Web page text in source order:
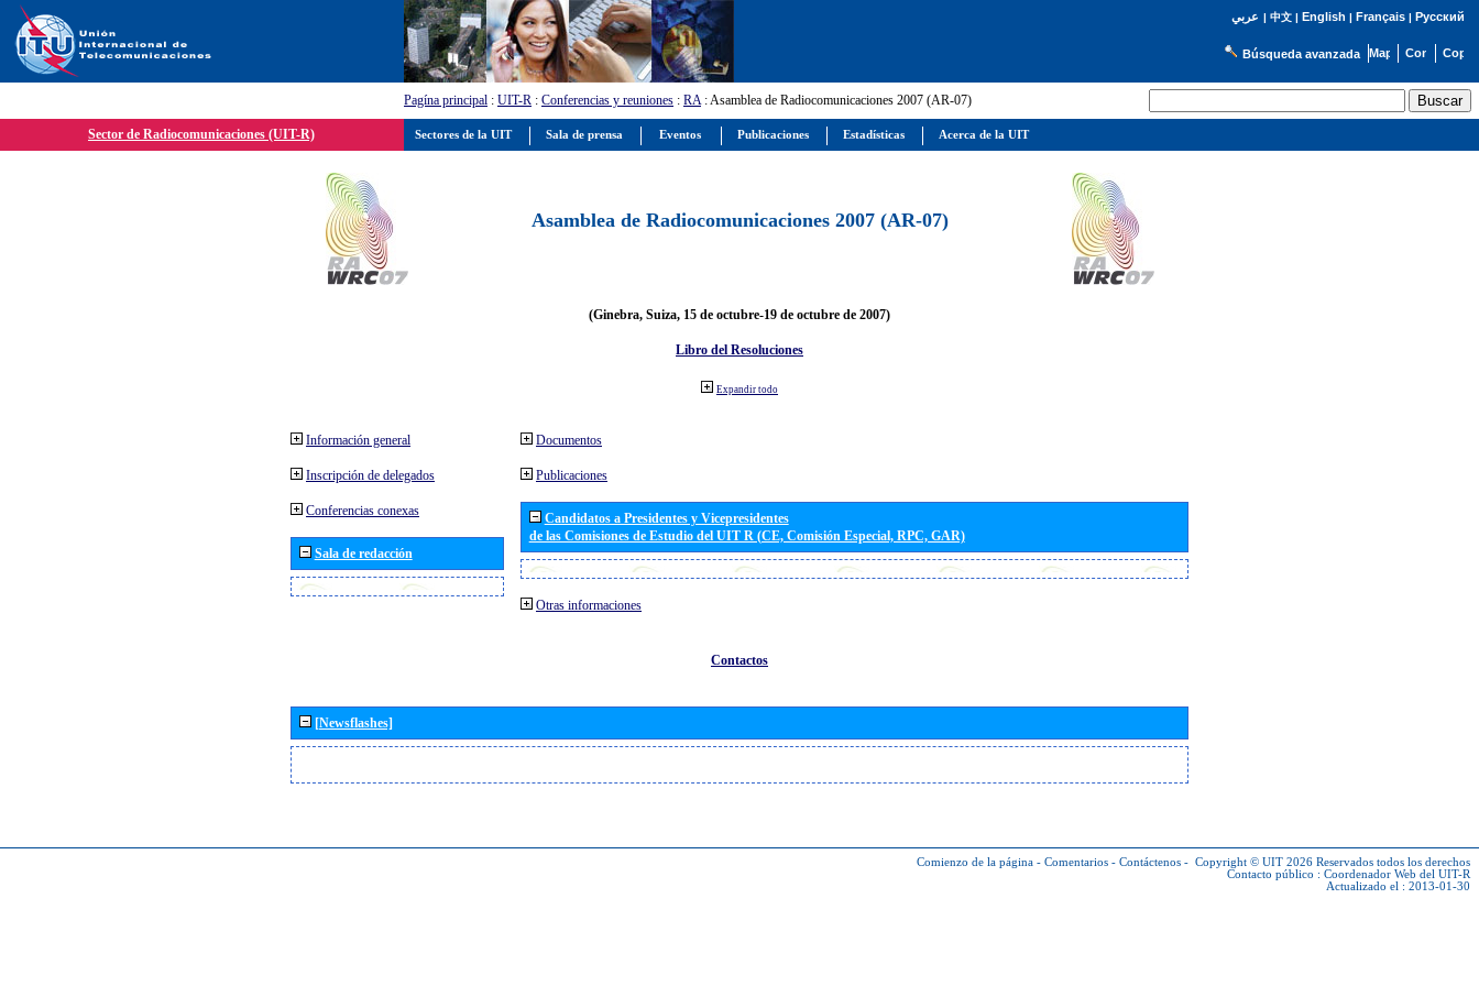
عربي | 中文| English | Français| Русский
Búsqueda avanzada
Pagína principal : UIT-R : Conferencias y reuniones : RA: Asamblea de Radiocomunicaciones 2007 (AR-07)
Sector de Radiocomunicaciones (UIT-R)
Asamblea de Radiocomunicaciones 2007 (AR-07)
(Ginebra, Suiza, 15 de octubre-19 de octubre de 2007)
Libro del Resoluciones
Expandir todo
Información general
Inscripción de delegados
Conferencias conexas
Sala de redacción
Documentos
Publicaciones
Candidatos a Presidentes y Vicepresidentes
de las Comisiones de Estudio del UIT R (CE, Comisión Especial, RPC, GAR)
Otras informaciones
Contactos
[Newsflashes]
Comienzo de la página - Comentarios - Contáctenos - Copyright © UIT 2026 Reservados todos los derechos
Contacto público : Coordenador Web del UIT-R
Actualizado el : 2013-01-30
Sectores de la UIT Sala de prensa Eventos Publicaciones Estadísticas Acerca de la UIT